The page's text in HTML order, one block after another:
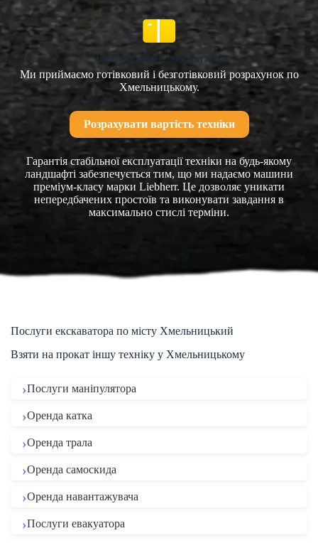
Безготівковий розрахунок
Ми приймаємо готівковий і безготівковий розрахунок по
Хмельницькому.
Розрахувати вартість техніки
Гарантія стабільної експлуатації техніки на будь-якому
ландшафті забезпечується тим, що ми надаємо машини
преміум-класу марки Liebherr. Це дозволяє уникати
непередбачених простоїв та виконувати завдання в
максимально стислі терміни.
Послуги екскаватора по місту Хмельницький
Взяти на прокат іншу техніку у Хмельницькому
Послуги маніпулятора
Оренда катка
Оренда трала
Оренда самоскида
Оренда навантажувача
Послуги евакуатора